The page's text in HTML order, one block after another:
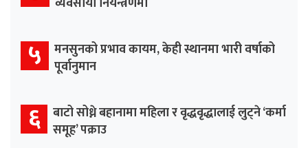
५ मनसुनको प्रभाव कायम, केही स्थानमा भारी वर्षाको
पूर्वानुमान
६ बाटो सोध्ने बहानामा महिला र वृद्धवृद्धालाई लुट्ने ‘कर्मा
समूह’ पक्राउ